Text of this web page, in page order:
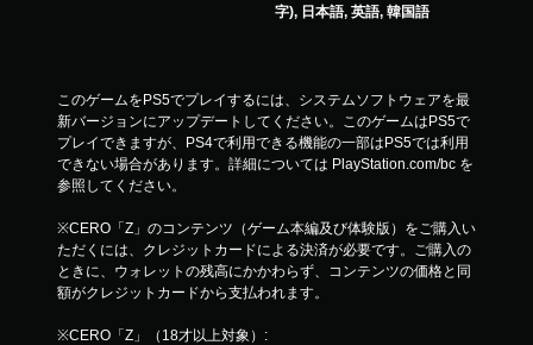
と
き
の
抵
抗
果
を
使
わ
字), 日本語, 英語, 韓国語
このゲームをPS5でプレイするには、システムソフトウェアを最
新バージョンにアップデートしてください。このゲームはPS5で
プレイできますが、PS4で利用できる機能の一部はPS5では利用
できない場合があります。詳細については PlayStation.com/bc を
参照してください。
※CERO「Z」のコンテンツ（ゲーム本編及び体験版）をご購入い
ただくには、クレジットカードによる決済が必要です。ご購入の
ときに、ウォレットの残高にかかわらず、コンテンツの価格と同
額がクレジットカードから支払われます。
※CERO「Z」（18才以上対象）: